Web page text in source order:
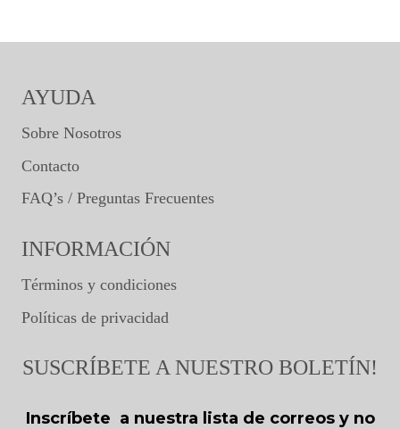
AYUDA
Sobre Nosotros
Contacto
FAQ’s / Preguntas Frecuentes
INFORMACIÓN
Términos y condiciones
Políticas de privacidad
SUSCRÍBETE A NUESTRO BOLETÍN!
Inscríbete a nuestra lista de correos y no